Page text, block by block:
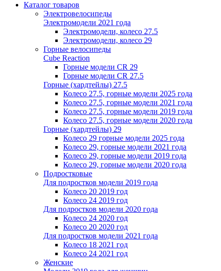
Каталог товаров
Электровелосипеды
Электромодели 2021 года
Электромодели, колесо 27.5
Электромодели, колесо 29
Горные велосипеды
Cube Reaction
Горные модели CR 29
Горные модели CR 27.5
Горные (хардтейлы) 27.5
Колесо 27.5, горные модели 2025 года
Колесо 27.5, горные модели 2021 года
Колесо 27.5, горные модели 2019 года
Колесо 27.5, горные модели 2020 года
Горные (хардтейлы) 29
Колесо 29 горные модели 2025 года
Колесо 29, горные модели 2021 года
Колесо 29, горные модели 2019 года
Колесо 29, горные модели 2020 года
Подростковые
Для подростков модели 2019 года
Колесо 20 2019 год
Колесо 24 2019 год
Для подростков модели 2020 года
Колесо 24 2020 год
Колесо 20 2020 год
Для подростков модели 2021 года
Колесо 18 2021 год
Колесо 24 2021 год
Женскиe